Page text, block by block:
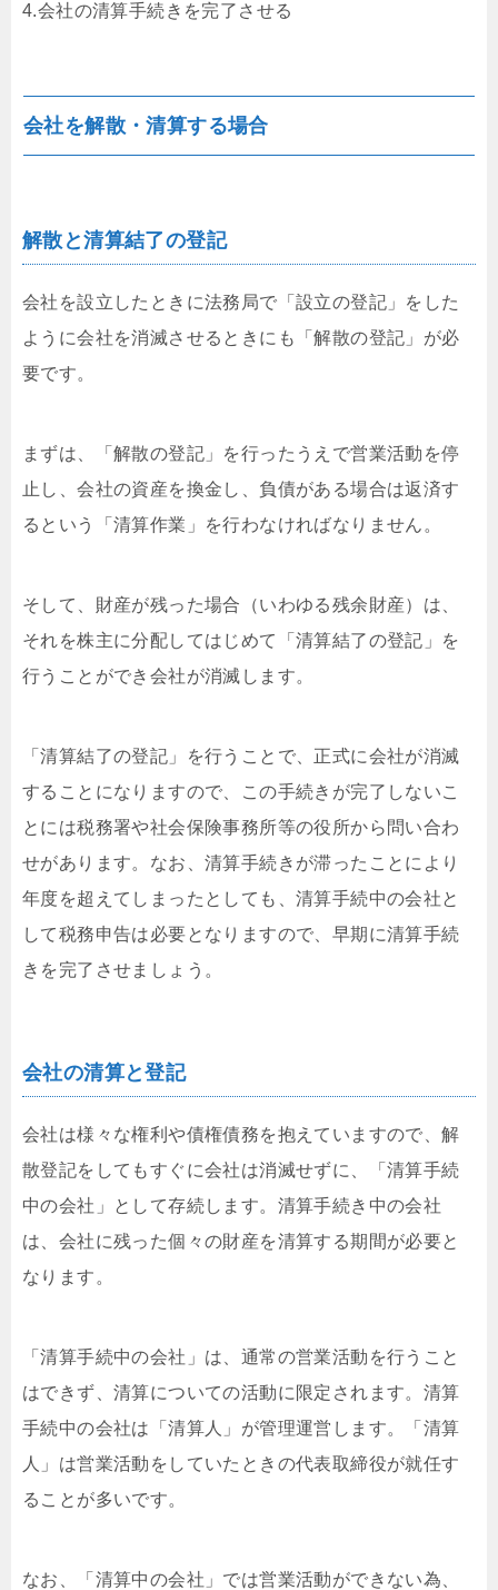
4.会社の清算手続きを完了させる
会社を解散・清算する場合
解散と清算結了の登記
会社を設立したときに法務局で「設立の登記」をした
ように会社を消滅させるときにも「解散の登記」が必
要です。
まずは、「解散の登記」を行ったうえで営業活動を停
止し、会社の資産を換金し、負債がある場合は返済す
るという「清算作業」を行わなければなりません。
そして、財産が残った場合（いわゆる残余財産）は、
それを株主に分配してはじめて「清算結了の登記」を
行うことができ会社が消滅します。
「清算結了の登記」を行うことで、正式に会社が消滅
することになりますので、この手続きが完了しないこ
とには税務署や社会保険事務所等の役所から問い合わ
せがあります。なお、清算手続きが滞ったことにより
年度を超えてしまったとしても、清算手続中の会社と
して税務申告は必要となりますので、早期に清算手続
きを完了させましょう。
会社の清算と登記
会社は様々な権利や債権債務を抱えていますので、解
散登記をしてもすぐに会社は消滅せずに、「清算手続
中の会社」として存続します。清算手続き中の会社
は、会社に残った個々の財産を清算する期間が必要と
なります。
「清算手続中の会社」は、通常の営業活動を行うこと
はできず、清算についての活動に限定されます。清算
手続中の会社は「清算人」が管理運営します。「清算
人」は営業活動をしていたときの代表取締役が就任す
ることが多いです。
なお、「清算中の会社」では営業活動ができない為、